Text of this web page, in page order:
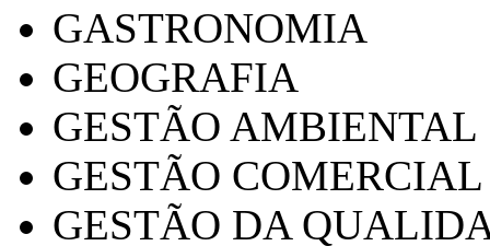
GASTRONOMIA
GEOGRAFIA
GESTÃO AMBIENTAL
GESTÃO COMERCIAL
GESTÃO DA